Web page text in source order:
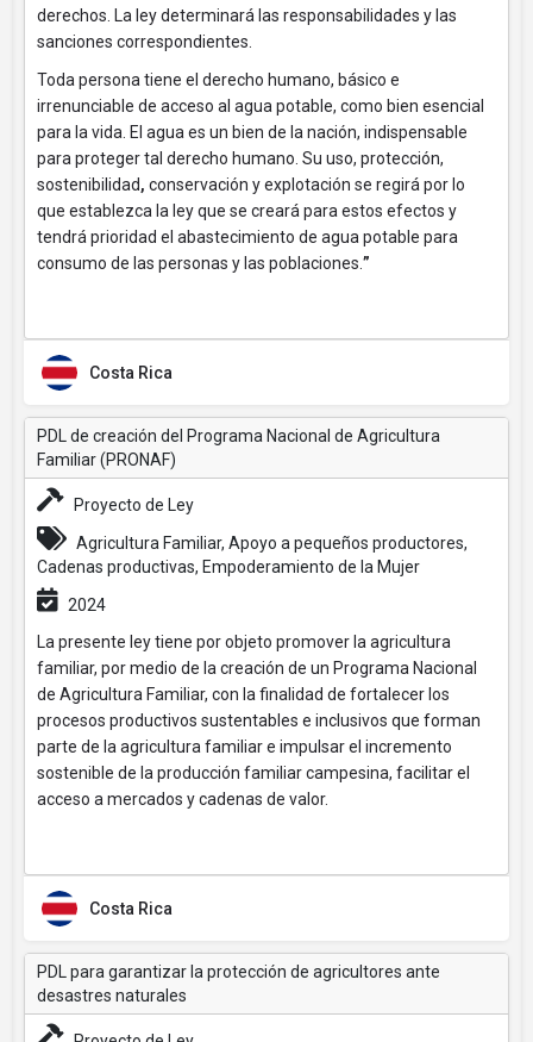
derechos. La ley determinará las responsabilidades y las
sanciones correspondientes.
Toda persona tiene el derecho humano, básico e
irrenunciable de acceso al agua potable, como bien esencial
para la vida. El agua es un bien de la nación, indispensable
para proteger tal derecho humano. Su uso, protección,
sostenibilidad, conservación y explotación se regirá por lo
que establezca la ley que se creará para estos efectos y
tendrá prioridad el abastecimiento de agua potable para
consumo de las personas y las poblaciones. ”
Costa Rica
PDL de creación del Programa Nacional de Agricultura
Familiar (PRONAF)
Proyecto de Ley
Agricultura Familiar, Apoyo a pequeños productores,
Cadenas productivas, Empoderamiento de la Mujer
2024
La presente ley tiene por objeto promover la agricultura
familiar, por medio de la creación de un Programa Nacional
de Agricultura Familiar, con la finalidad de fortalecer los
procesos productivos sustentables e inclusivos que forman
parte de la agricultura familiar e impulsar el incremento
sostenible de la producción familiar campesina, facilitar el
acceso a mercados y cadenas de valor.
Costa Rica
PDL para garantizar la protección de agricultores ante
desastres naturales